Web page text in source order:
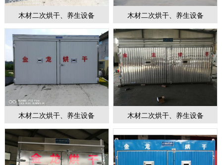
木材二次烘干、养生设备 木材二次烘干、养生设备
木材二次烘干、养生设备 木材二次烘干、养生设备